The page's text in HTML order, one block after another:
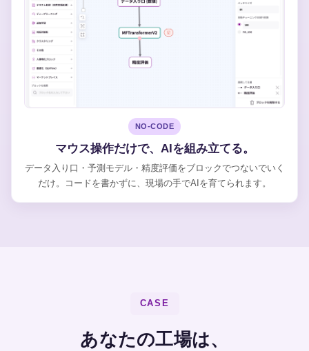
NO-CODE
マウス操作だけで、AIを組み立てる。
データ入り口・予測モデル・精度評価をブロックでつないでいく
だけ。コードを書かずに、現場の手でAIを育てられます。
CASE
あなたの工場は、